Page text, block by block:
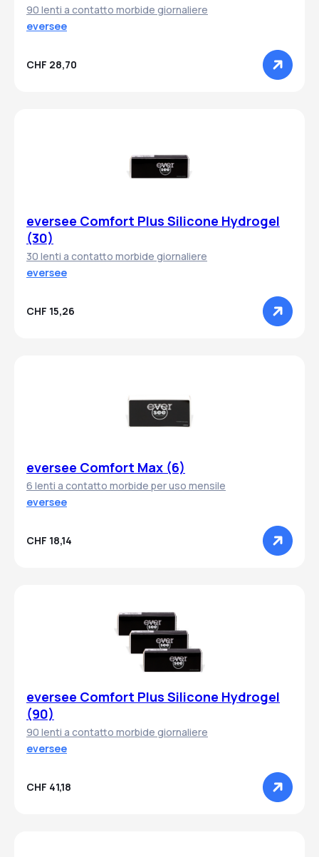
90 lenti a contatto morbide giornaliere
eversee
CHF 28,70
eversee Comfort Plus Silicone Hydrogel
(30)
30 lenti a contatto morbide giornaliere
eversee
CHF 15,26
eversee Comfort Max (6)
6 lenti a contatto morbide per uso mensile
eversee
CHF 18,14
eversee Comfort Plus Silicone Hydrogel
(90)
90 lenti a contatto morbide giornaliere
eversee
CHF 41,18